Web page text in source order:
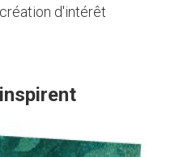
d'intérêt